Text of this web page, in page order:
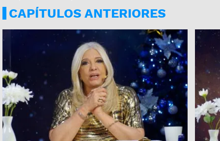
CAPÍTULOS ANTERIORES